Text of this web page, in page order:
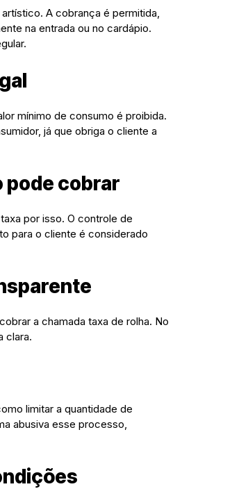
A cobrança é permitida,
na entrada ou no cardápio.
mínimo de consumo é proibida.
já que obriga o cliente a
pode cobrar
por isso. O controle de
para o cliente é considerado
a chamada taxa de rolha. No
clara.
limitar a quantidade de
abusiva esse processo,